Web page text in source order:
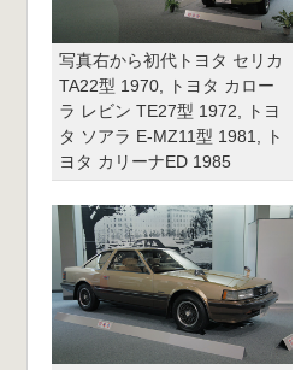
写真右から初代トヨタ セリカ
TA22型 1970, トヨタ カロー
ラ レビン TE27型 1972, トヨ
タ ソアラ E-MZ11型 1981, ト
ヨタ カリーナED 1985